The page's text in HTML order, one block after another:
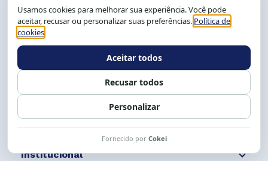
CEP: 40.150-055
Salvador-BA, Brasil.
Tel.: (71) 2104-5457, Cel.: (71) 9 9239-2104 ou 2105
Expediente: 8h às 12h e 13 às 17h.
Siga nossas redes Fale conosco
Institucional